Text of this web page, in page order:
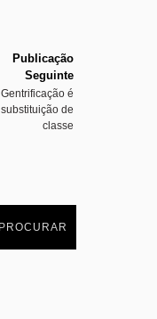
Publicação
Seguinte
Gentrificação é
substituição de
classe